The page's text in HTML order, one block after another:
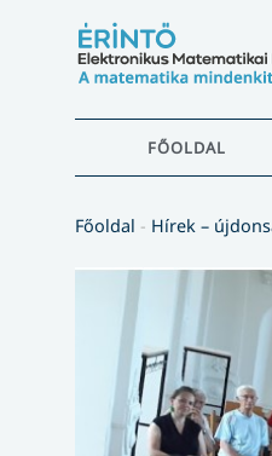
FŐOLDAL
Főoldal - Hírek –